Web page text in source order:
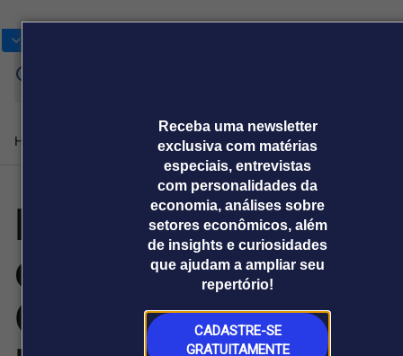
Receba uma newsletter
exclusiva com matérias
especiais, entrevistas
com personalidades da
economia, análises sobre
setores econômicos, além
de insights e curiosidades
que ajudam a ampliar seu
repertório!
CADASTRE-SE
GRATUITAMENTE
Home Produtos e soluçõesNotíciasBlogWeekendInstitucional
Plataformas
Broadcast
Broadcast+
O mercado
financeiro em
tempo real
Broadcast
Tudo sobre o
agronegócio
Releases Broadcast
Prêmio Broadcast
Empresas
Releases
Empoderamento
da Arbitragem
Comercial